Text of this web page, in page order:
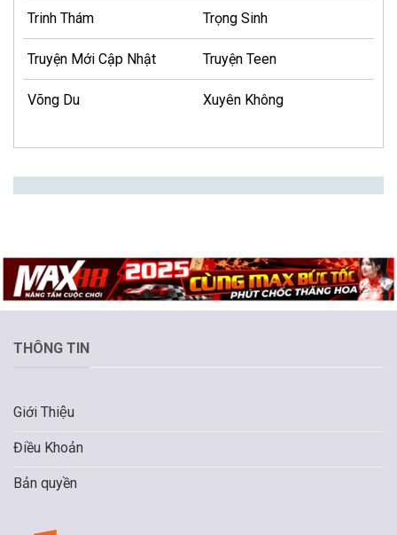
Trinh Thám Trọng Sinh
Truyện Mới Cập Nhật Truyện Teen
Võng Du Xuyên Không
THÔNG TIN
Giới Thiệu
Điều Khoản
Bản quyền